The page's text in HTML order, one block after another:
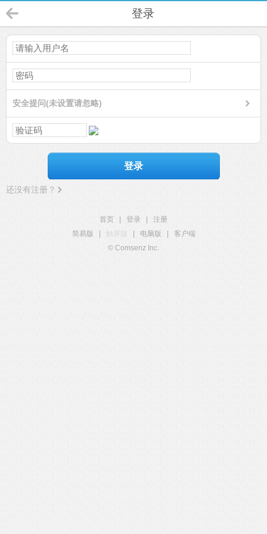
登录
安全提问(未设置请忽略)
登录
还没有注册？
首页 登录
注册
简易版
触屏版 电脑版
客户端
© Comsenz Inc.